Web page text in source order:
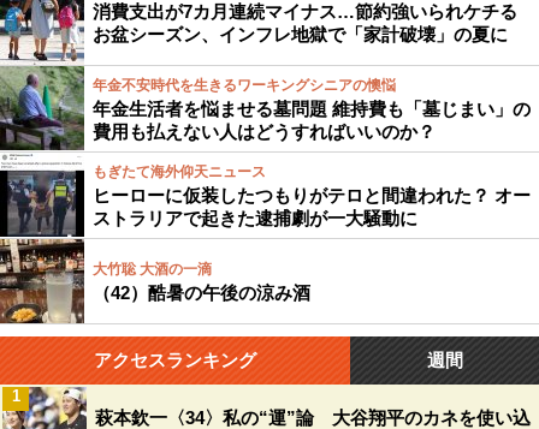
消費支出が7カ月連続マイナス…節約強いられケチる
お盆シーズン、インフレ地獄で「家計破壊」の夏に
年金不安時代を生きるワーキングシニアの懊悩
年金生活者を悩ませる墓問題 維持費も「墓じまい」の
費用も払えない人はどうすればいいのか？
もぎたて海外仰天ニュース
ヒーローに仮装したつもりがテロと間違われた？ オー
ストラリアで起きた逮捕劇が一大騒動に
大竹聡 大酒の一滴
（42）酷暑の午後の涼み酒
アクセスランキング 週間
萩本欽一〈34〉私の“運”論 大谷翔平のカネを使い込
1